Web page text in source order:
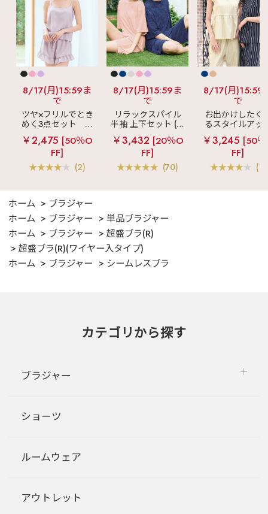
8/17(月)15:59ま
で
ツヤ×フリルでとき
めく3点セット
シ
ルキー ショートパ
ンツ 3点セット
￥2,475 [50％O
FF]
(2)
8/17(月)15:59ま
で
リラックスパイル
半袖 上下セット (男
女兼用サイズ)
￥3,432 [20％O
FF]
(70)
8/17(月)15:59
で
お出かけしたく
るスタイルアッ
見え
ストライ
フリル ロングパ
ツ 綿混 上下セ
￥3,245 [50
FF]
(1)
ホーム
ブラジャー
ホーム
ブラジャー
単品ブラジャー
ホーム
ブラジャー
超盛ブラ(R)
超盛ブラ(R)(ワイヤー入タイプ)
ホーム
ブラジャー シームレスブラ
カテゴリから探す
ブラジャー
ショーツ
ルームウェア
アウトレット